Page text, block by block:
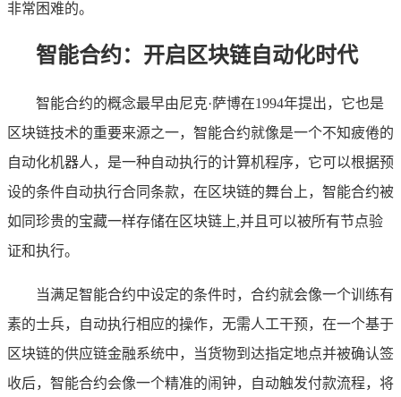
非常困难的。
智能合约：开启区块链自动化时代
智能合约的概念最早由尼克·萨博在1994年提出，它也是
区块链技术的重要来源之一，智能合约就像是一个不知疲倦的
自动化机器人，是一种自动执行的计算机程序，它可以根据预
设的条件自动执行合同条款，在区块链的舞台上，智能合约被
如同珍贵的宝藏一样存储在区块链上,并且可以被所有节点验
证和执行。
当满足智能合约中设定的条件时，合约就会像一个训练有
素的士兵，自动执行相应的操作，无需人工干预，在一个基于
区块链的供应链金融系统中，当货物到达指定地点并被确认签
收后，智能合约会像一个精准的闹钟，自动触发付款流程，将